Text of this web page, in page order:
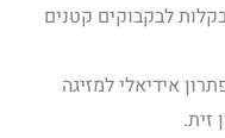
בקלות לבקבוקים קטנים
אידיאלי למזיגה
זית.